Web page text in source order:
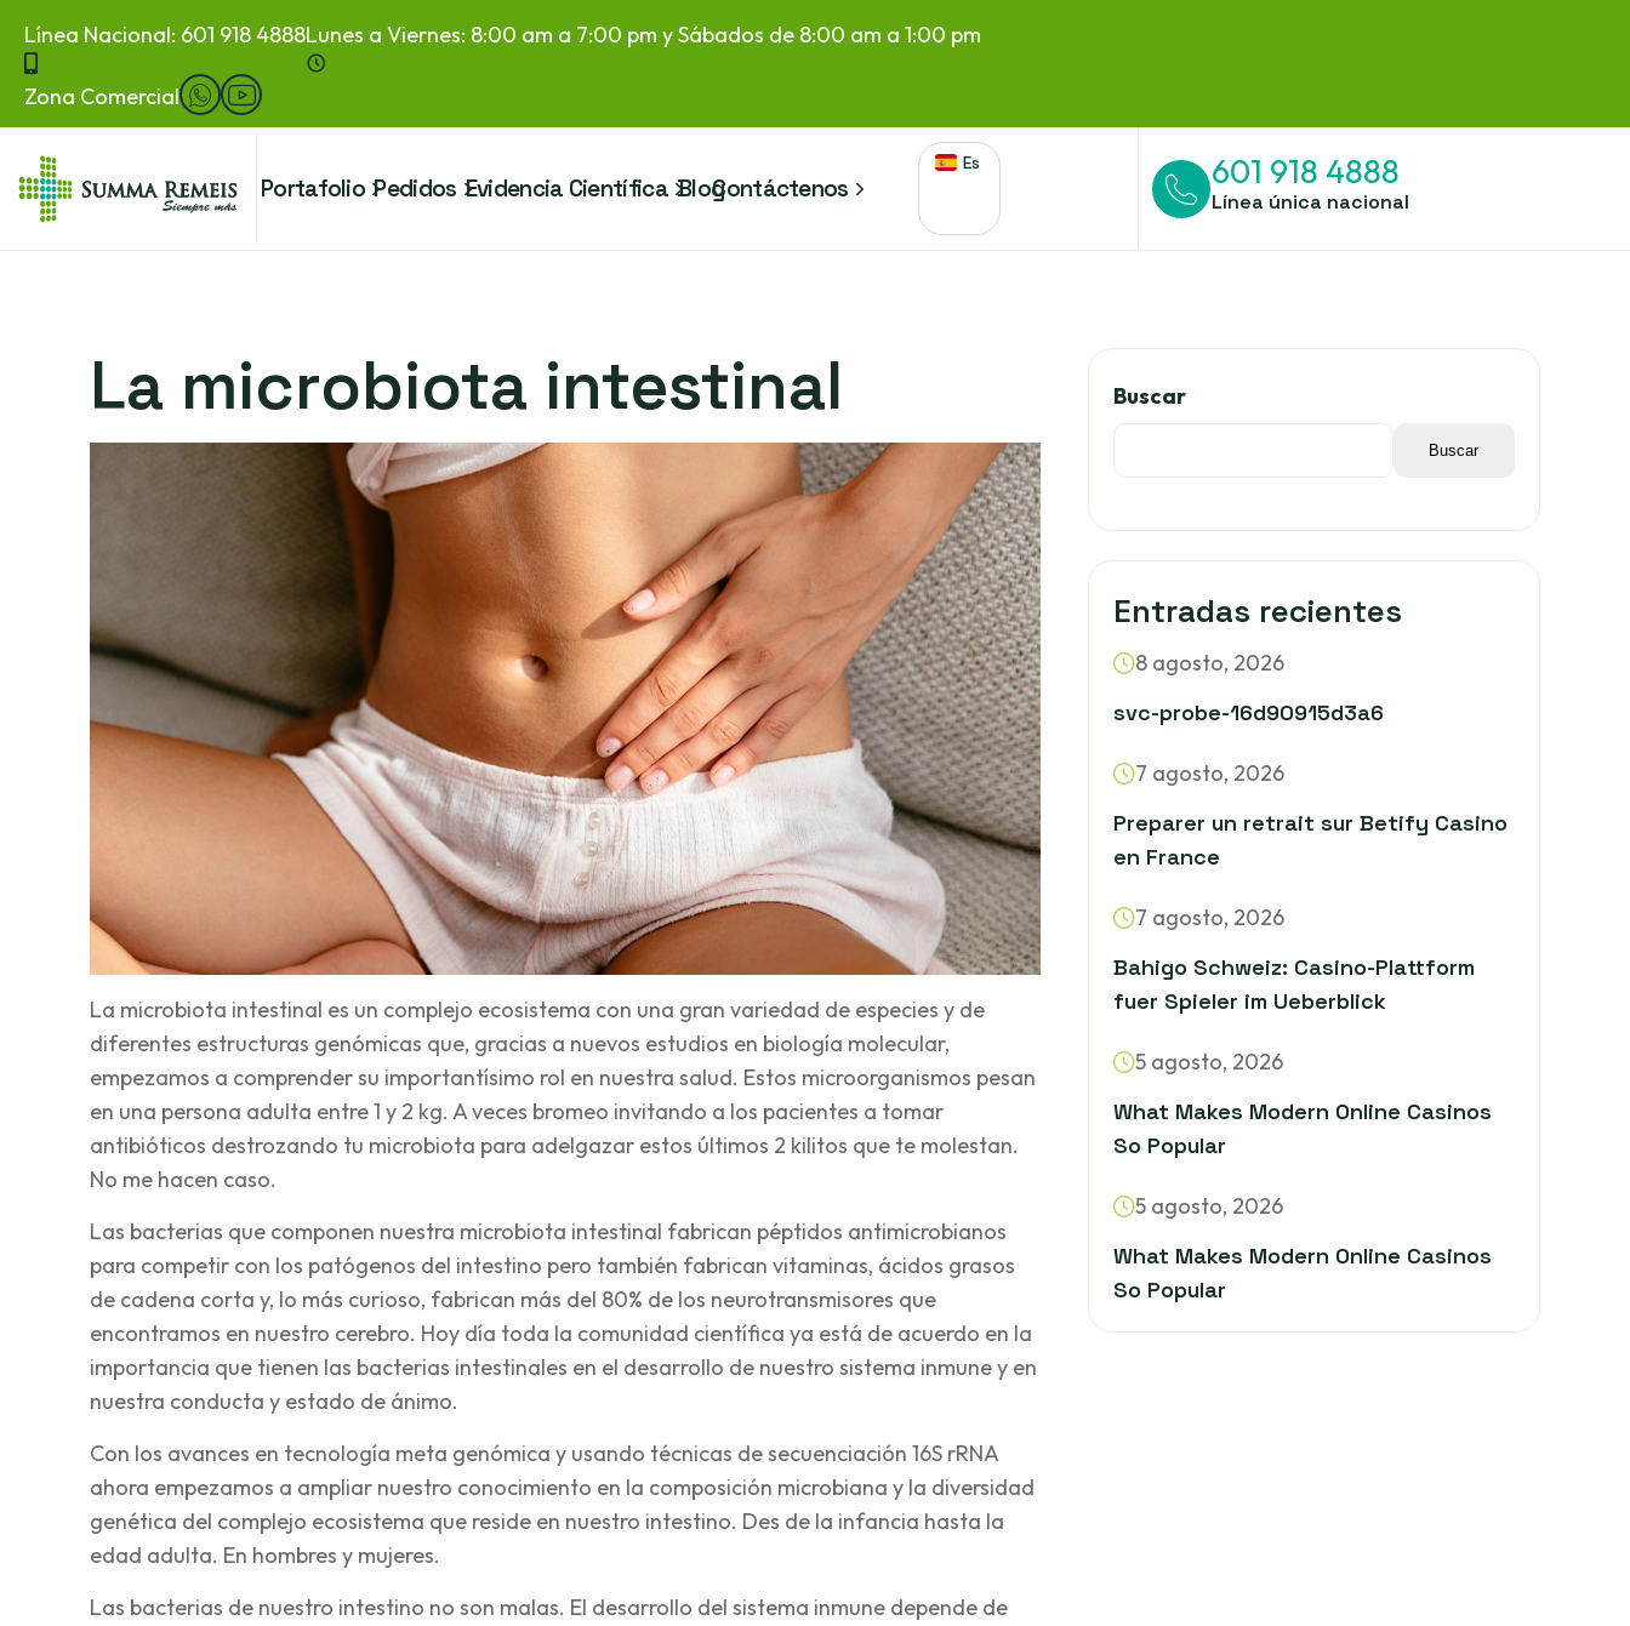
Línea Nacional: 601 918 4888Lunes a Viernes: 8:00 am a 7:00 pm y Sábados de 8:00 am a 1:00 pm
Zona Comercial
Portafolio Pedidos Evidencia Científica BlogContáctenos
Es
Línea única nacional
601 918 4888
La microbiota intestinal
La microbiota intestinal es un complejo ecosistema con una gran variedad de especies y de
diferentes estructuras genómicas que, gracias a nuevos estudios en biología molecular,
empezamos a comprender su importantísimo rol en nuestra salud. Estos microorganismos pesan
en una persona adulta entre 1 y 2 kg. A veces bromeo invitando a los pacientes a tomar
antibióticos destrozando tu microbiota para adelgazar estos últimos 2 kilitos que te molestan.
No me hacen caso.
Las bacterias que componen nuestra microbiota intestinal fabrican péptidos antimicrobianos
para competir con los patógenos del intestino pero también fabrican vitaminas, ácidos grasos
de cadena corta y, lo más curioso, fabrican más del 80% de los neurotransmisores que
encontramos en nuestro cerebro. Hoy día toda la comunidad científica ya está de acuerdo en la
importancia que tienen las bacterias intestinales en el desarrollo de nuestro sistema inmune y en
nuestra conducta y estado de ánimo.
Con los avances en tecnología meta genómica y usando técnicas de secuenciación 16S rRNA
ahora empezamos a ampliar nuestro conocimiento en la composición microbiana y la diversidad
genética del complejo ecosistema que reside en nuestro intestino. Des de la infancia hasta la
edad adulta. En hombres y mujeres.
Las bacterias de nuestro intestino no son malas. El desarrollo del sistema inmune depende de
Buscar
Buscar
Entradas recientes
8 agosto, 2026
svc-probe-16d90915d3a6
7 agosto, 2026
Preparer un retrait sur Betify Casino
en France
7 agosto, 2026
Bahigo Schweiz: Casino-Plattform
fuer Spieler im Ueberblick
5 agosto, 2026
What Makes Modern Online Casinos
So Popular
5 agosto, 2026
What Makes Modern Online Casinos
So Popular